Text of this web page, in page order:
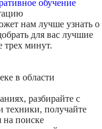
обучение
нам лучше узнать о
для вас лучшие
трех минут.
в области
разбирайте с
техники, получайте
на поиске